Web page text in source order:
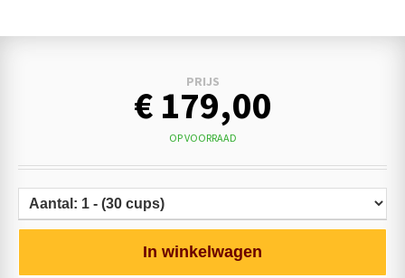
PRIJS
€ 179,00
OP VOORRAAD
In winkelwagen